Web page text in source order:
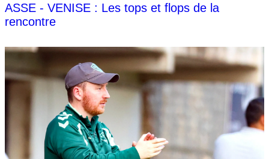
ASSE - VENISE : Les tops et flops de la
rencontre